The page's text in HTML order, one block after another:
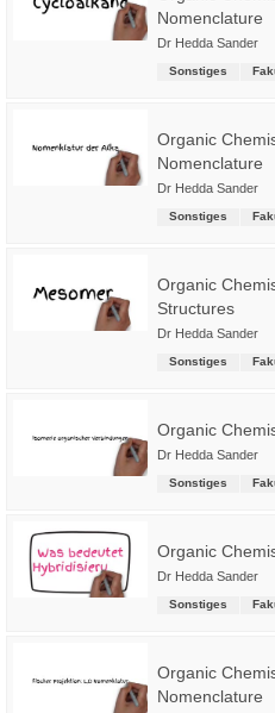
Nomenclature
Dr Hedda Sander
Sonstiges
Organic
Nomenclature
Dr Hedda Sander
Sonstiges
Organic
Structures
Dr Hedda Sander
Sonstiges
Organic
Dr Hedda Sander
Sonstiges
Organic
Dr Hedda Sander
Sonstiges
Organic
Nomenclature